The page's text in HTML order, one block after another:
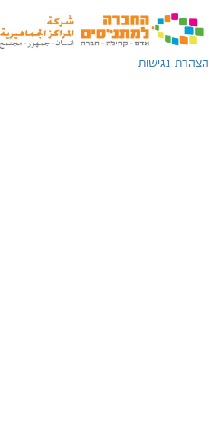
הצהרת נגישות